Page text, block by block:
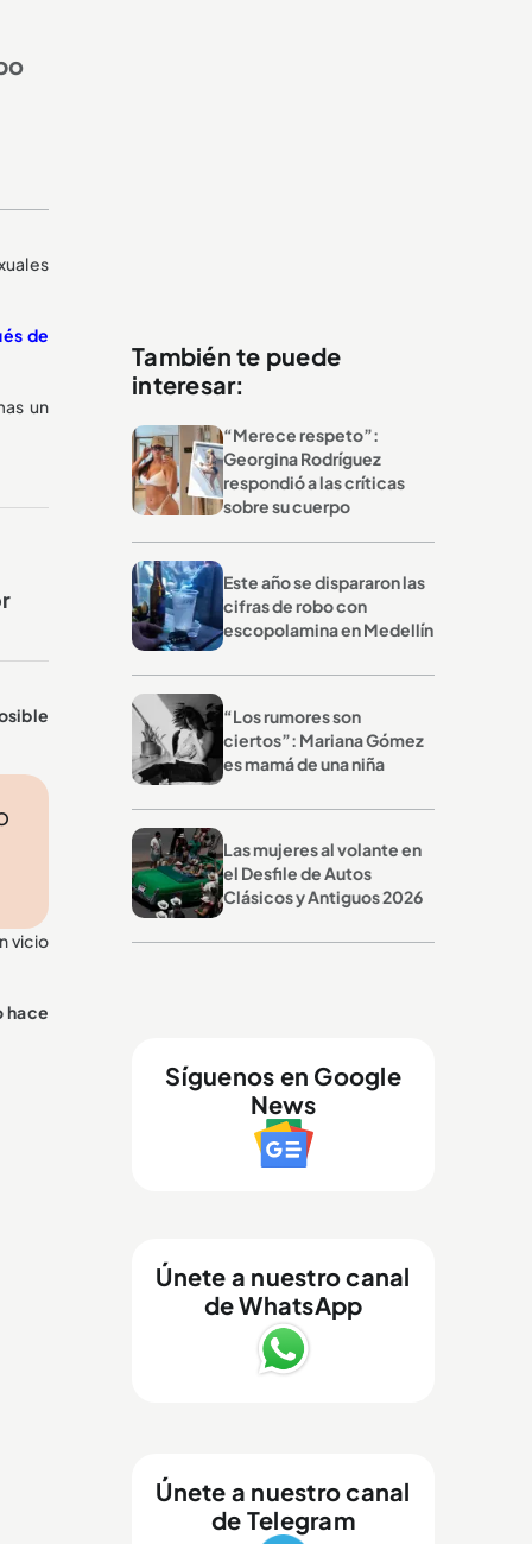
de
un
vicio
hace
También te puede
interesar:
“Merece respeto”:
Georgina Rodríguez
respondió a las críticas
sobre su cuerpo
Este año se dispararon las
cifras de robo con
escopolamina en Medellín
“Los rumores son
ciertos”: Mariana Gómez
es mamá de una niña
Las mujeres al volante en
el Desfile de Autos
Clásicos y Antiguos 2026
Síguenos en Google
News
Únete a nuestro canal
de WhatsApp
Únete a nuestro canal
de Telegram